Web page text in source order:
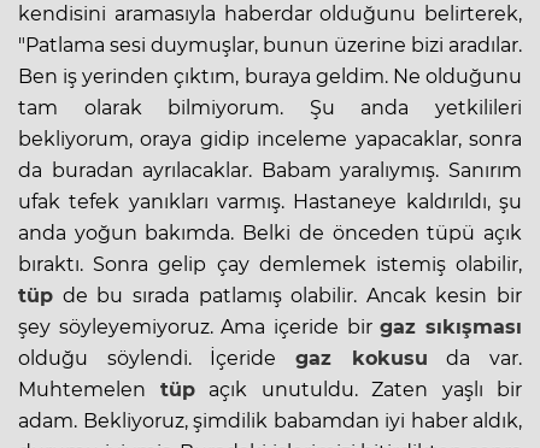
kendisini aramasıyla haberdar olduğunu belirterek,
"Patlama sesi duymuşlar, bunun üzerine bizi aradılar.
Ben iş yerinden çıktım, buraya geldim. Ne olduğunu
tam olarak bilmiyorum. Şu anda yetkilileri
bekliyorum, oraya gidip inceleme yapacaklar, sonra
da buradan ayrılacaklar. Babam yaralıymış. Sanırım
ufak tefek yanıkları varmış. Hastaneye kaldırıldı, şu
anda yoğun bakımda. Belki de önceden tüpü açık
bıraktı. Sonra gelip çay demlemek istemiş olabilir,
tüp de bu sırada patlamış olabilir. Ancak kesin bir
şey söyleyemiyoruz. Ama içeride birgaz sıkışması
olduğu söylendi. İçeride gaz kokusu da var.
Muhtemelen tüpaçık unutuldu. Zaten yaşlı bir
adam. Bekliyoruz, şimdilik babamdan iyi haber aldık,